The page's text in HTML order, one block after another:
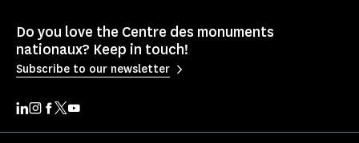
Do you love the Centre des monuments
nationaux? Keep in touch!
Subscribe to our newsletter